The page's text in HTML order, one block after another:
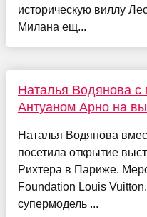
историческую виллу
Милана ещ...
Наталья Водянова
Антуаном Арно на
Наталья Водянова
посетила открытие
Рихтера в Париже.
Foundation Louis
супермодель ...